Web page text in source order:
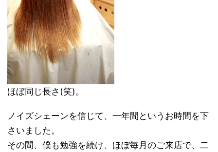
ほぼ同じ長さ(笑)。
ノイズシェーンを信じて、一年間というお時間を下
さいました。
その間、僕も勉強を続け、ほぼ毎月のご来店で、二